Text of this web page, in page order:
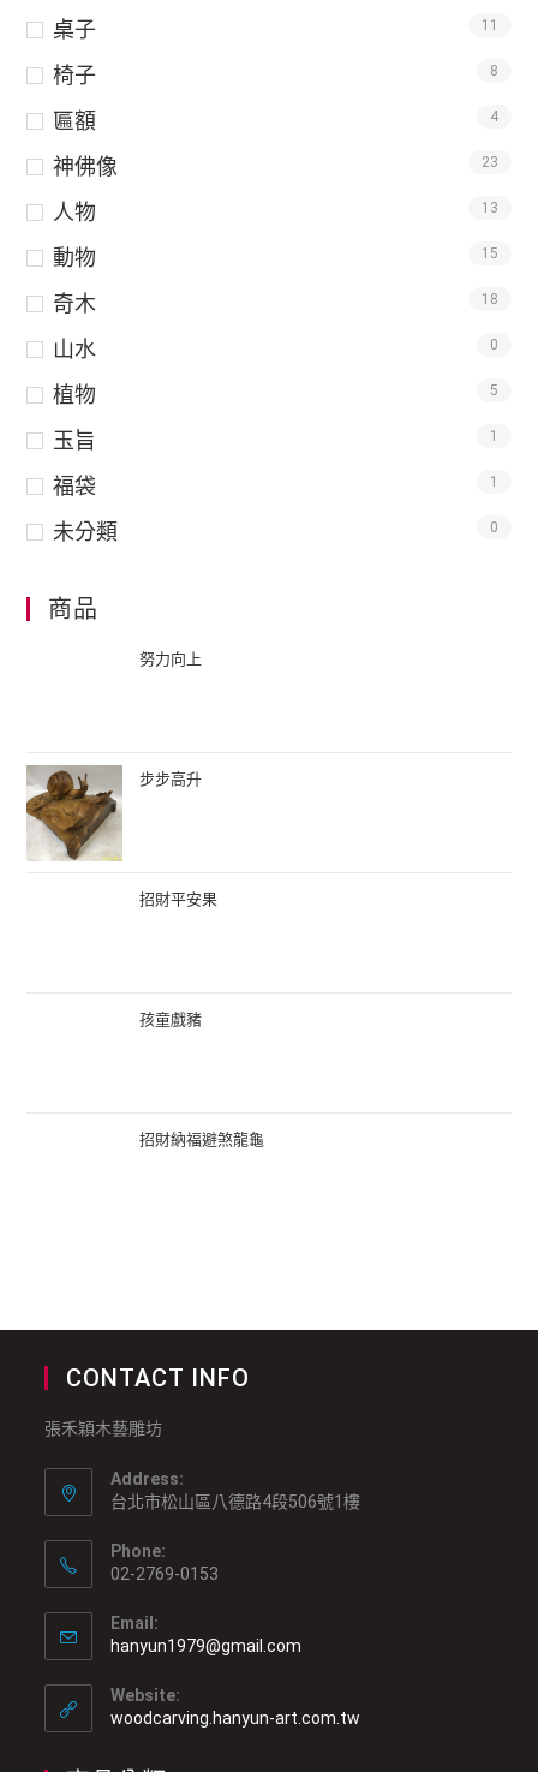
桌子 11
椅子 8
匾額 4
神佛像 23
人物 13
動物 15
奇木 18
山水 0
植物 5
玉旨 1
福袋 1
未分類 0
商品
努力向上
步步高升
招財平安果
孩童戲豬
招財納福避煞龍龜
CONTACT INFO
張禾穎木藝雕坊
Address:
台北市松山區八德路4段506號1樓
Phone:
02-2769-0153
Email:
hanyun1979@gmail.com
Website:
woodcarving.hanyun-art.com.tw